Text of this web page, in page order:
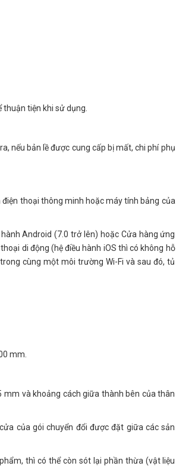
tiện khi sử dụng.
nếu bản lề được cung cấp bị mất, chi phí phụ
thoại thông minh hoặc máy tính bảng của
Android (7.0 trở lên) hoặc Cửa hàng ứng
di động (hệ điều hành iOS thì có không hỗ
cùng một môi trường Wi-Fi và sau đó, tủ
mm.
và khoảng cách giữa thành bên của thân
của gói chuyển đổi được đặt giữa các sản
thì có thể còn sót lại phần thừa (vật liệu